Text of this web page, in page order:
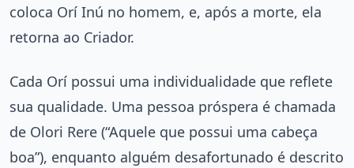
coloca Orí Inú no homem, e, após a morte, ela
retorna ao Criador.
Cada Orí possui uma individualidade que reflete
sua qualidade. Uma pessoa próspera é chamada
de Olori Rere (“Aquele que possui uma cabeça
boa”), enquanto alguém desafortunado é descrito